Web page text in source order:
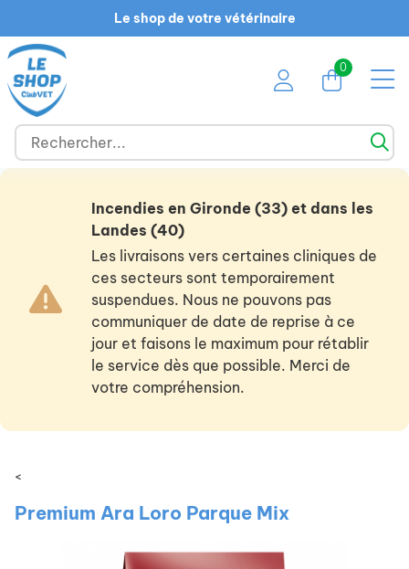
Le shop de votre vétérinaire
0
Incendies en Gironde (33) et dans les
Landes (40)
Les livraisons vers certaines cliniques de
ces secteurs sont temporairement
suspendues. Nous ne pouvons pas
communiquer de date de reprise à ce
jour et faisons le maximum pour rétablir
le service dès que possible. Merci de
votre compréhension.
<
Premium Ara Loro Parque Mix